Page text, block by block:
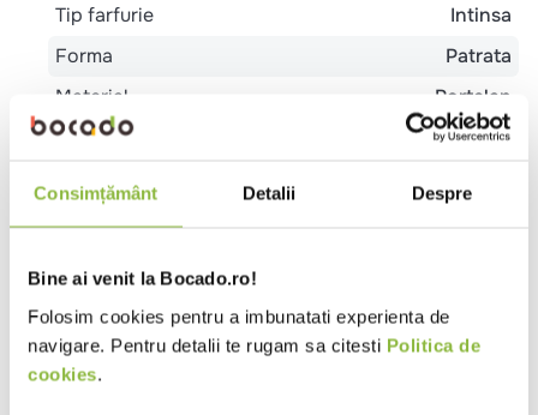
Consimțământ Detalii Despre
Bine ai venit la Bocado.ro!
Folosim cookies pentru a imbunatati experienta de
navigare. Pentru detalii te rugam sa citesti Politica de
cookies.
Tip farfurie
Intinsa
Forma
Patrata
Material
Portelan
Colectie
Aurea
Review-uri
Se încarcă rezumatul…
Te rugăm să te autentifici pentru a scrie o recenzie.
Se încarcă recenziile…